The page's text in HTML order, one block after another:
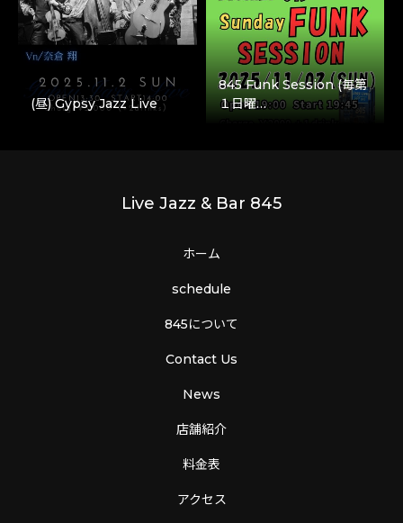
(昼) Gypsy Jazz Live
845 Funk Session (毎第
１日曜…
Live Jazz & Bar 845
ホーム
schedule
845について
Contact Us
News
店舗紹介
料金表
アクセス